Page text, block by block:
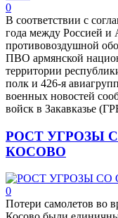
0
В соответствии с
года между Россией и
противовоздушной
ПВО армянской
территории
полк и 426-я
военных новостей
войск в Закавказье
РОСТ УГРОЗЫ
КОСОВО
0
Потери самолетов во